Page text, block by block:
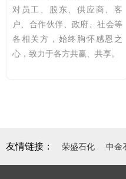
对员工、股东、供应商、客
户、合作伙伴、政府、社会等
各相关方，始终胸怀感恩之
心，致力于各方共赢、共享。
友情链接： 荣盛石化 中金